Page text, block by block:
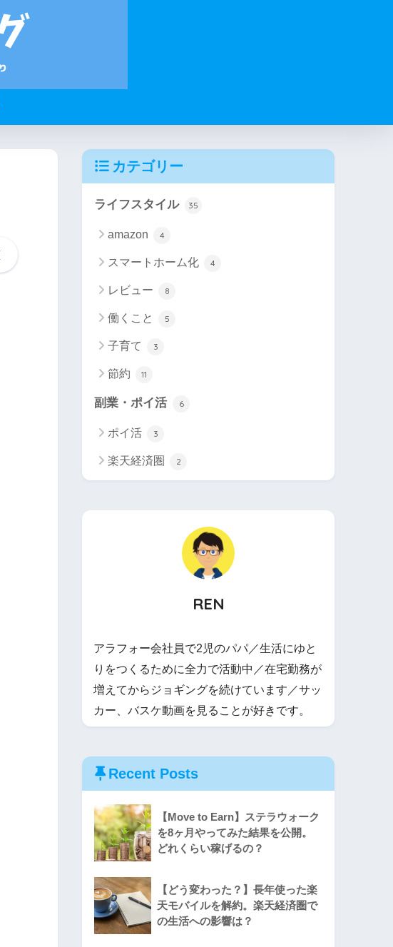
カテゴリー
ライフスタイル 35
amazon 4
スマートホーム化 4
レビュー 8
働くこと 5
子育て 3
節約 11
副業・ポイ活 6
ポイ活 3
楽天経済圏 2
REN
アラフォー会社員で2児のパパ／生活にゆと
りをつくるために全力で活動中／在宅勤務が
増えてからジョギングを続けています／サッ
カー、バスケ動画を見ることが好きです。
Recent Posts
【Move to Earn】ステラウォーク
を8ヶ月やってみた結果を公開。
どれくらい稼げるの？
【どう変わった？】長年使った楽
天モバイルを解約。楽天経済圏で
の生活への影響は？